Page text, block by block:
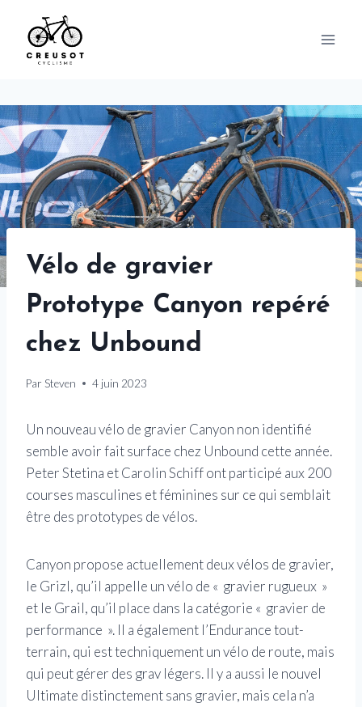
content
Vélo de gravier
Prototype Canyon repéré
chez Unbound
Par Steven 4 juin 2023
Un nouveau vélo de gravier Canyon non identifié
semble avoir fait surface chez Unbound cette année.
Peter Stetina et Carolin Schiff ont participé aux 200
courses masculines et féminines sur ce qui semblait
être des prototypes de vélos.
Canyon propose actuellement deux vélos de gravier,
le Grizl, qu’il appelle un vélo de « gravier rugueux »
et le Grail, qu’il place dans la catégorie « gravier de
performance ». Il a également l’Endurance tout-
terrain, qui est techniquement un vélo de route, mais
qui peut gérer des grav légers. Il y a aussi le nouvel
Ultimate distinctement sans gravier, mais cela n’a